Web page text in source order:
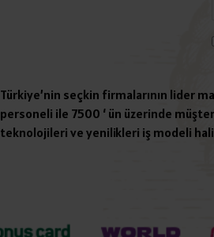
Türkiye’nin seçkin firmalarının lider
personeli ile 7500 ‘ ün üzerinde
teknolojileri ve yenilikleri iş modeli